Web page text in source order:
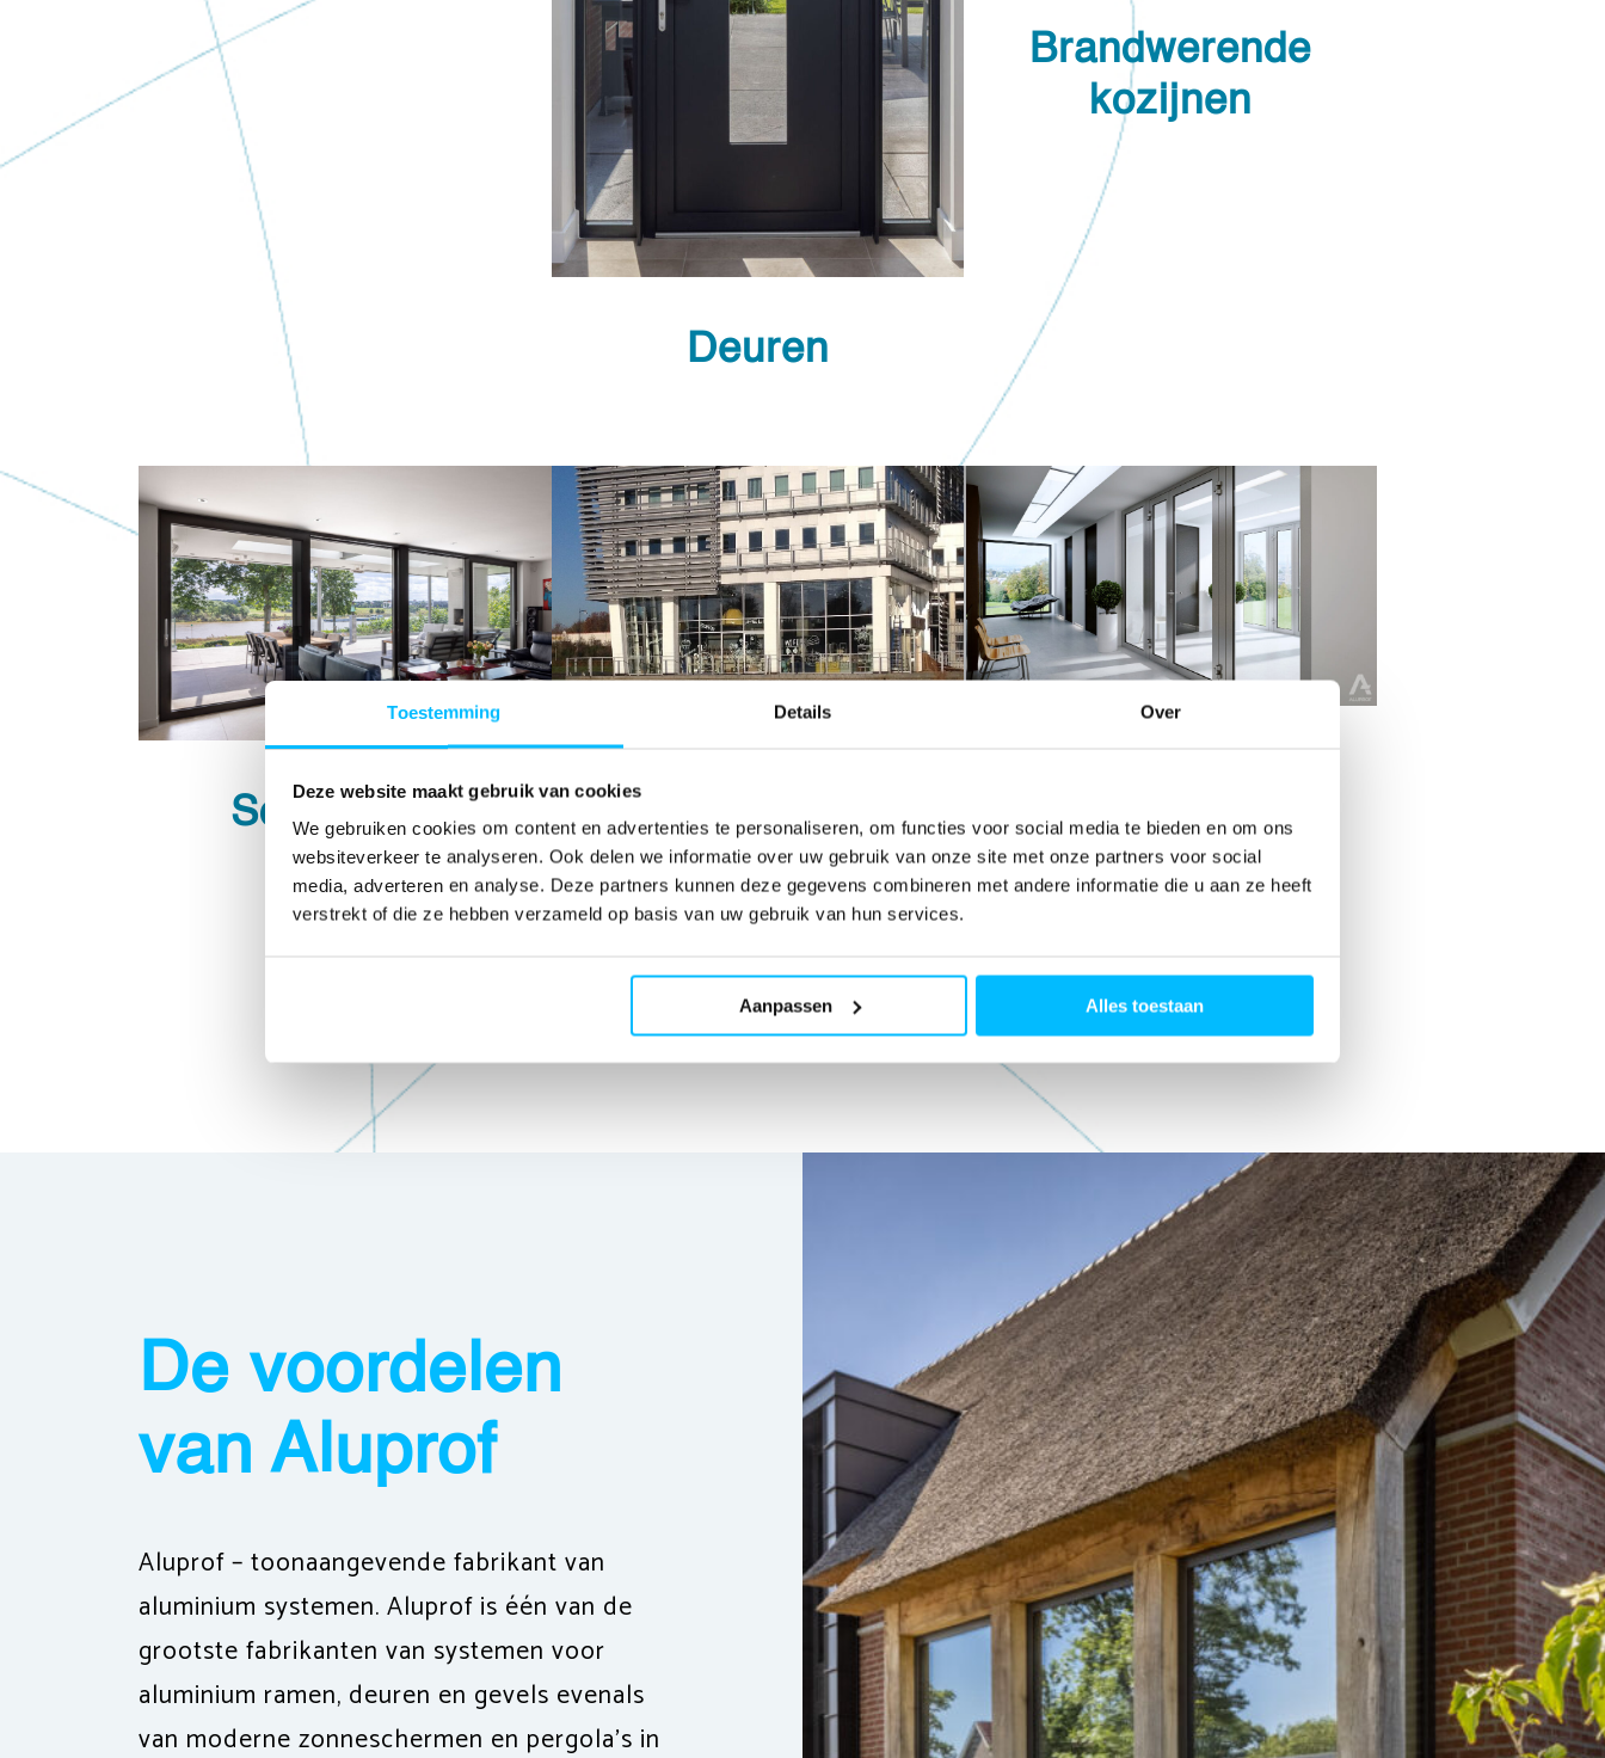
Toestemming Details Over
Deze website maakt gebruik van cookies
We gebruiken cookies om content en advertenties te personaliseren, om functies voor social media te bieden en om ons
websiteverkeer te analyseren. Ook delen we informatie over uw gebruik van onze site met onze partners voor social
media, adverteren en analyse. Deze partners kunnen deze gegevens combineren met andere informatie die u aan ze heeft
verstrekt of die ze hebben verzameld op basis van uw gebruik van hun services.
Aanpassen Alles toestaan
Deuren
Brandwerende
kozijnen
Schuifpuien Vliesgevels
vluchtdeuren
De voordelen
van Aluprof
Aluprof – toonaangevende fabrikant van
aluminium systemen. Aluprof is één van de
grootste fabrikanten van systemen voor
aluminium ramen, deuren en gevels evenals
van moderne zonneschermen en pergola’s in